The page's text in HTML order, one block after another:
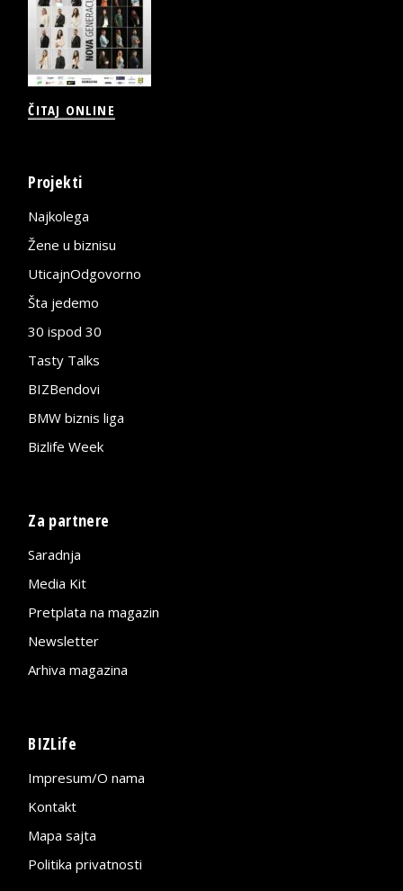
ČITAJ ONLINE
Projekti
Najkolega
Žene u biznisu
UticajnOdgovorno
Šta jedemo
30 ispod 30
Tasty Talks
BIZBendovi
BMW biznis liga
Bizlife Week
Za partnere
Saradnja
Media Kit
Pretplata na magazin
Newsletter
Arhiva magazina
BIZLife
Impresum/O nama
Kontakt
Mapa sajta
Politika privatnosti